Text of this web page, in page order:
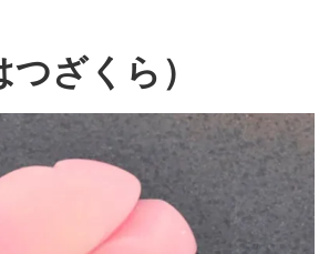
ざくら）